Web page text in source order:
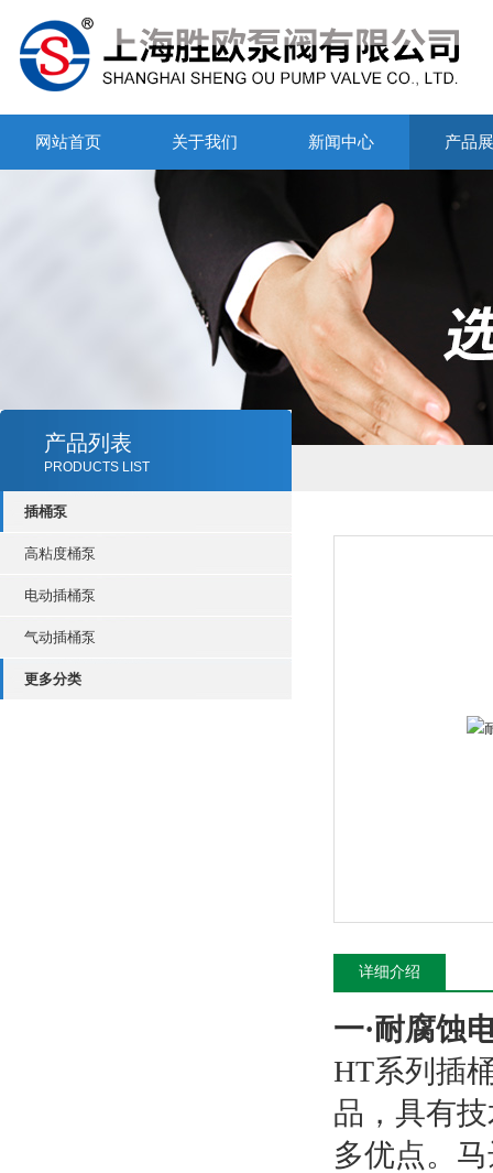
网站首页 关于我们 新闻中心 产品
产品列表
PRODUCTS LIST
插桶泵
高粘度桶泵
电动插桶泵
气动插桶泵
更多分类
详细介绍
一·耐腐蚀
HT系列插
品，具有
多优点。